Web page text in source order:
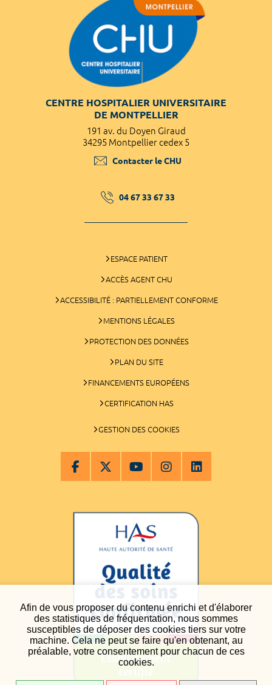
Afin de vous proposer du contenu enrichi et d'élaborer
des statistiques de fréquentation, nous sommes
susceptibles de déposer des cookies tiers sur votre
machine. Cela ne peut se faire qu'en obtenant, au
préalable, votre consentement pour chacun de ces
cookies.
CENTRE HOSPITALIER UNIVERSITAIRE
DE MONTPELLIER
191 av. du Doyen Giraud
34295 Montpellier cedex 5
Contacter le CHU
04 67 33 67 33
ESPACE PATIENT
ACCÈS AGENT CHU
ACCESSIBILITÉ : PARTIELLEMENT CONFORME
MENTIONS LÉGALES
PROTECTION DES DONNÉES
PLAN DU SITE
FINANCEMENTS EUROPÉENS
CERTIFICATION HAS
GESTION DES COOKIES